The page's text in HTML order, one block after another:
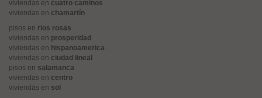
viviendas en cuatro caminos
viviendas en chamartín
pisos en rios rosas
viviendas en prosperidad
viviendas en hispanoamerica
viviendas en ciudad lineal
pisos en salamanca
viviendas en centro
viviendas en sol